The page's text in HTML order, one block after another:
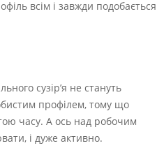
всім і завжди подобається
сузір’я не стануть
профілем, тому що
часу. А ось над робочим
і дуже активно.